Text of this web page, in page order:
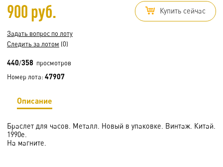
900 руб. Купить сейчас
Задать вопрос по лоту
Следить за лотом (0)
440/358 просмотров
Номер лота: 47907
Описание
Браслет для часов. Металл. Новый в упаковке. Винтаж. Китай.
1990е.
На магните.